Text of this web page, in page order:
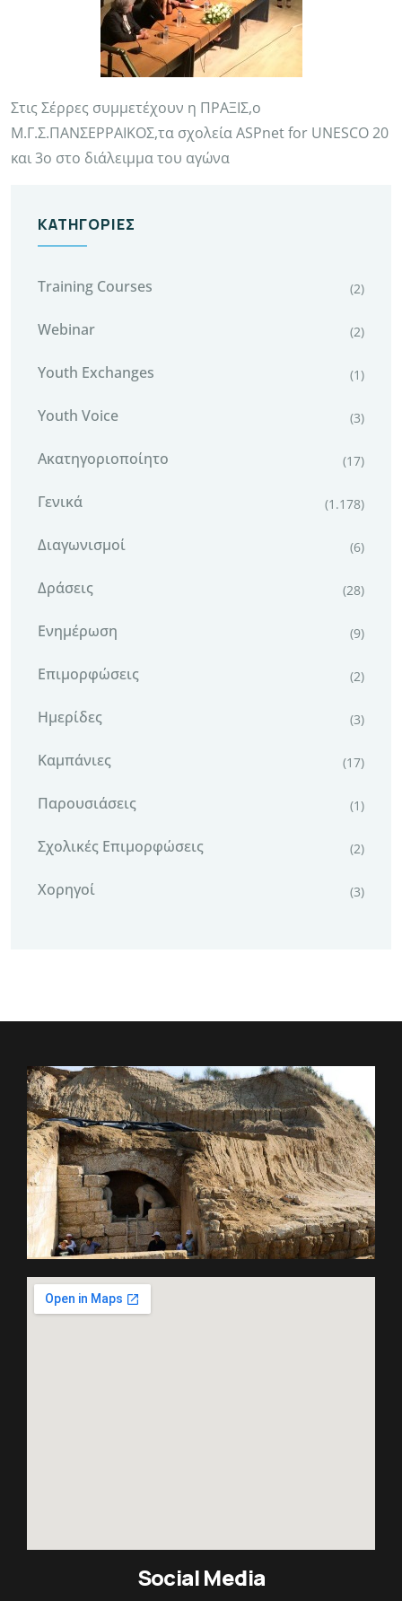
Στις Σέρρες συμμετέχουν η ΠΡΑΞΙΣ,ο
Μ.Γ.Σ.ΠΑΝΣΕΡΡΑΙΚΟΣ,τα σχολεία ASPnet for UNESCO 20
και 3ο στο διάλειμμα του αγώνα
ΚΑΤΗΓΟΡΊΕΣ
Training Courses (2)
Webinar (2)
Youth Exchanges (1)
Youth Voice (3)
Ακατηγοριοποίητο (17)
Γενικά (1.178)
Διαγωνισμοί (6)
Δράσεις (28)
Ενημέρωση (9)
Επιμορφώσεις (2)
Ημερίδες (3)
Καμπάνιες (17)
Παρουσιάσεις (1)
Σχολικές Επιμορφώσεις (2)
Χορηγοί (3)
Social Media